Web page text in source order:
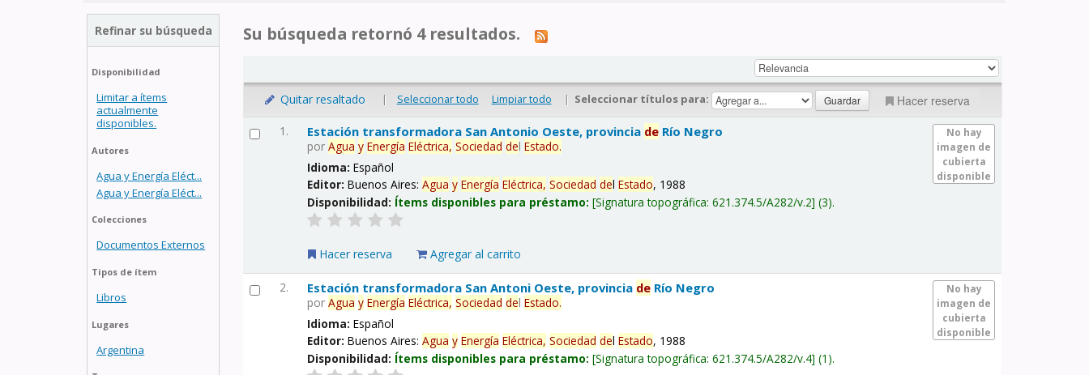
Refinar su búsqueda
Disponibilidad
Limitar a ítems
actualmente
disponibles.
Autores
Agua y Energía Eléct...
Agua y Energía Eléct...
Colecciones
Documentos Externos
Tipos de ítem
Libros
Lugares
Argentina
Su búsqueda retornó 4 resultados.
Quitar resaltado | Seleccionar todo Limpiar todo | Seleccionar títulos para: Hacer reserva
1.
No hay
imagen de
cubierta
disponible
Estación transformadora San Antonio Oeste, provincia de Río Negro
porAgua y Energía Eléctrica, Sociedad delEstado.
Idioma:Español
Editor:Buenos Aires:Agua y Energía Eléctrica, Sociedad delEstado, 1988
Disponibilidad: Ítems disponibles para préstamo: Signatura topográfica:621.374.5/A282/v.2 (3).
Hacer reserva Agregar al carrito
2.
No hay
imagen de
cubierta
disponible
Estación transformadora San Antoni Oeste, provincia de Río Negro
porAgua y Energía Eléctrica, Sociedad delEstado.
Idioma:Español
Editor:Buenos Aires:Agua y Energía Eléctrica, Sociedad delEstado, 1988
Disponibilidad: Ítems disponibles para préstamo: Signatura topográfica:621.374.5/A282/v.4 (1).